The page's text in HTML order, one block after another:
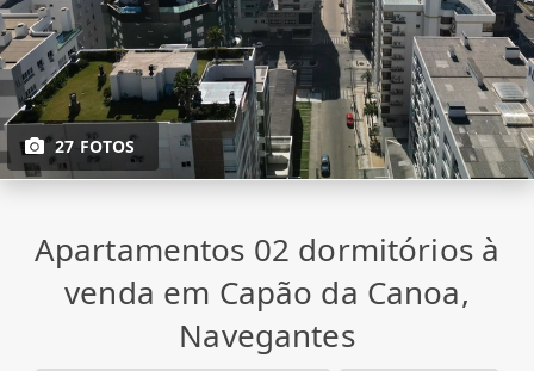
27 FOTOS
Apartamentos 02 dormitórios à
venda em Capão da Canoa,
Navegantes